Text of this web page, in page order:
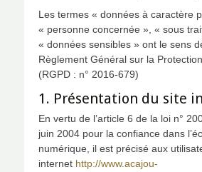
Les termes « données à caractère
« personne concernée », « sous
« données sensibles » ont le sens
Règlement Général sur la
(RGPD : n° 2016-679)
1. Présentation du site
En vertu de l’article 6 de la loi n°
juin 2004 pour la confiance dans
numérique, il est précisé aux
internet http://www.acajou-